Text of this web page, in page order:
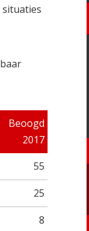
Beoogd
2017
55
25
8